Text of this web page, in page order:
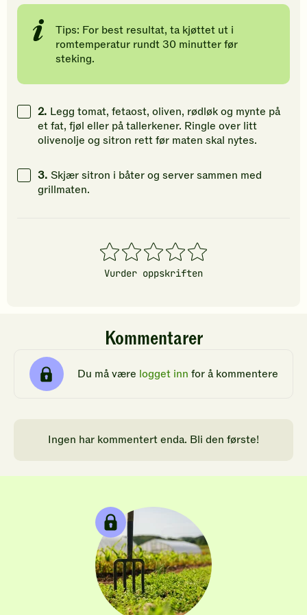
Tips: For best resultat, ta kjøttet ut i
romtemperatur rundt 30 minutter før
steking.
2. Legg tomat, fetaost, oliven, rødløk og mynte på
et fat, fjøl eller på tallerkener. Ringle over litt
olivenolje og sitron rett før maten skal nytes.
3. Skjær sitron i båter og server sammen med
grillmaten.
1
stjerner
2
stjerner
3
stjerner
4
stjerner
5
stjerner
Vurder oppskriften
Kommentarer
Du må være logget inn for å kommentere
Ingen har kommentert enda. Bli den første!